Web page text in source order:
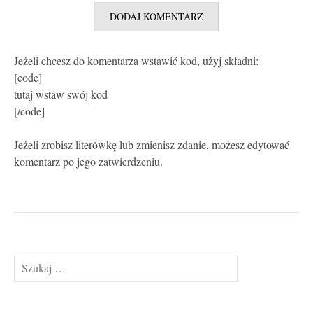
Jeżeli chcesz do komentarza wstawić kod, użyj składni:
[code]
tutaj wstaw swój kod
[/code]
Jeżeli zrobisz literówkę lub zmienisz zdanie, możesz edytować
komentarz po jego zatwierdzeniu.
Szukaj: